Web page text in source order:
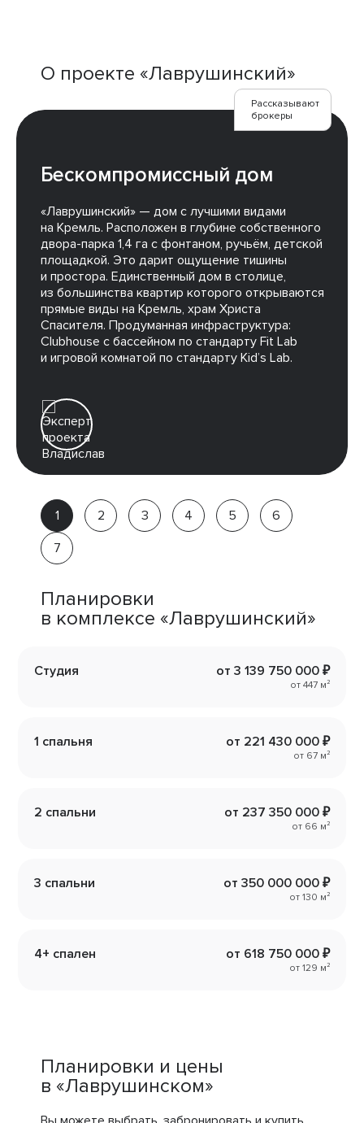
О проекте «Лаврушинский»
Рассказывают
брокеры
Бескомпромиссный дом
«Лаврушинский» — дом с лучшими видами
на Кремль. Расположен в глубине собственного
двора-парка 1,4 га с фонтаном, ручьём, детской
площадкой. Это дарит ощущение тишины
и простора. Единственный дом в столице,
из большинства квартир которого открываются
прямые виды на Кремль, храм Христа
Спасителя. Продуманная инфраструктура:
Clubhouse с бассейном по стандарту Fit Lab
и игровой комнатой по стандарту Kid’s Lab.
Партнёр
компании
Планировки
в комплексе «Лаврушинский»
Студия от 3 139 750 000 ₽
от 447 м²
1 спальня от 221 430 000 ₽
от 67 м²
2 спальни от 237 350 000 ₽
от 66 м²
3 спальни от 350 000 000 ₽
от 130 м²
4+ спален от 618 750 000 ₽
от 129 м²
Планировки и цены
в «Лаврушинском»